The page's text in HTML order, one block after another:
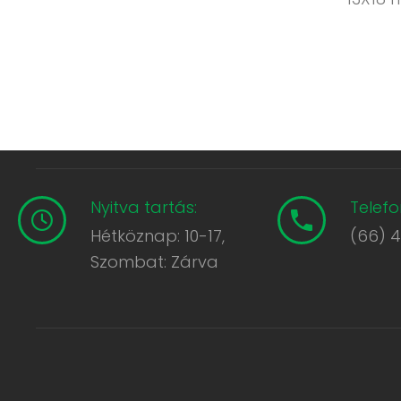
Nyitva tartás:
Hétköznap: 10-17,
Szombat: Zárva
(66)